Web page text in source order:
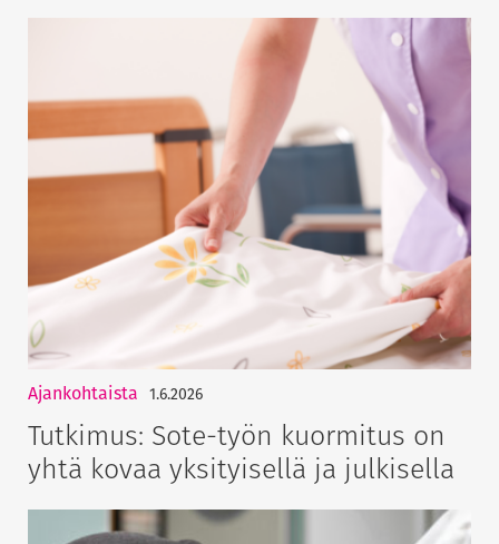
Ajankohtaista 1.6.2026
Tutkimus: Sote-työn kuormitus on
yhtä kovaa yksityisellä ja julkisella